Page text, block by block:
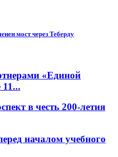
мост через Теберду
«Единой
11...
в честь 200-летия
началом учебного